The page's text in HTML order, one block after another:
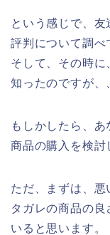
という感じで、
評判について調べ
そして、その時
知ったのですが、
もしかしたら、
商品の購入を検討
ただ、まずは、
タガレの商品の
いると思います。